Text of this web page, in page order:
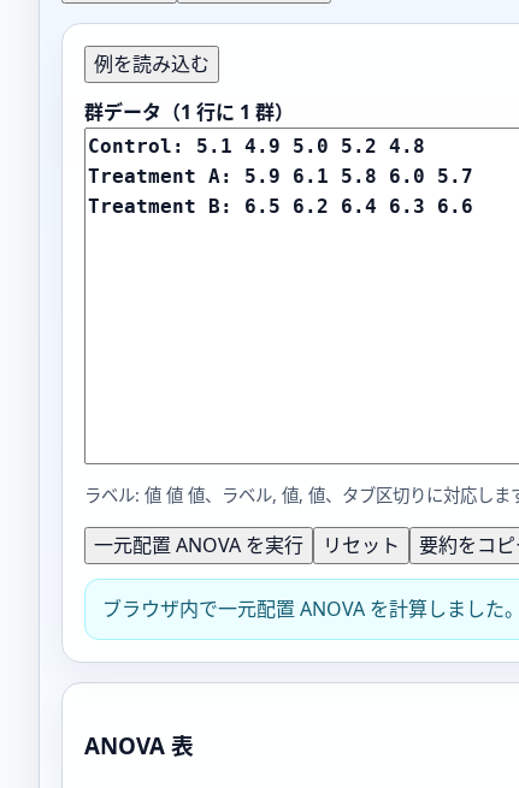
例を読み込む
群データ（1 行に 1 群）
ラベル: 値 値 値、 ラベル, 値, 値、タブ区切りに対応しま
一元配置 ANOVA を実行 リセット 要約をコピ
ブラウザ内で一元配置 ANOVA を計算しました。
ANOVA 表